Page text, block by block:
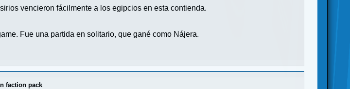
vencieron fácilmente a los egipcios en esta contienda.
Fue una partida en solitario, que gané como Nájera.
faction pack